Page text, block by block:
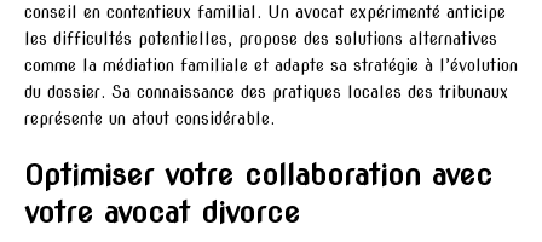
conseil en contentieux familial. Un avocat expérimenté anticipe
les difficultés potentielles, propose des solutions alternatives
comme la médiation familiale et adapte sa stratégie à l’évolution
du dossier. Sa connaissance des pratiques locales des tribunaux
représente un atout considérable.
Optimiser votre collaboration avec
votre avocat divorce